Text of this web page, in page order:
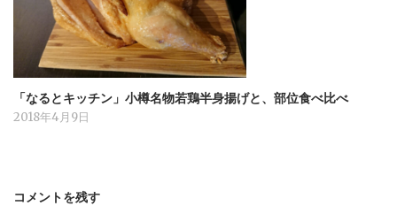
「なるとキッチン」小樽名物若鶏半身揚げと、部位食べ比べ
2018年4月9日
コメントを残す